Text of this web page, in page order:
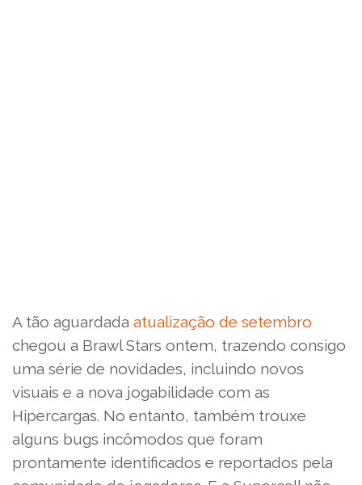
A tão aguardada atualização de setembro
chegou a Brawl Stars ontem, trazendo consigo
uma série de novidades, incluindo novos
visuais e a nova jogabilidade com as
Hipercargas. No entanto, também trouxe
alguns bugs incômodos que foram
prontamente identificados e reportados pela